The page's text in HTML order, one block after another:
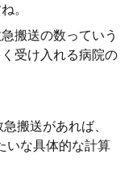
。
搬送の数っていう
受け入れる病院の
搬送があれば、
いな具体的な計算